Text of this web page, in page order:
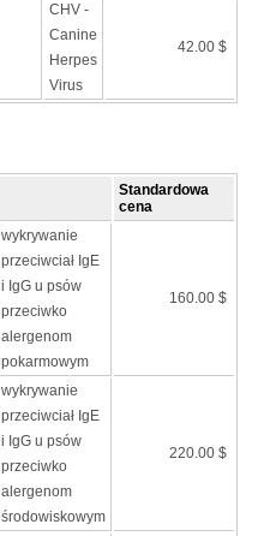
CHV -
Canine
Herpes
Virus
42.00 $
Standardowa
cena
wykrywanie
przeciwciał IgE
i IgG u psów
przeciwko
alergenom
pokarmowym
160.00 $
wykrywanie
przeciwciał IgE
i IgG u psów
przeciwko
alergenom
środowiskowym
220.00 $